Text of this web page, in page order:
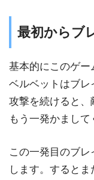
最初からブ
基本的にこのゲー
ベルベットはブレ
攻撃を続けると、
もう一発かまして
この一発目のブ
します。すると